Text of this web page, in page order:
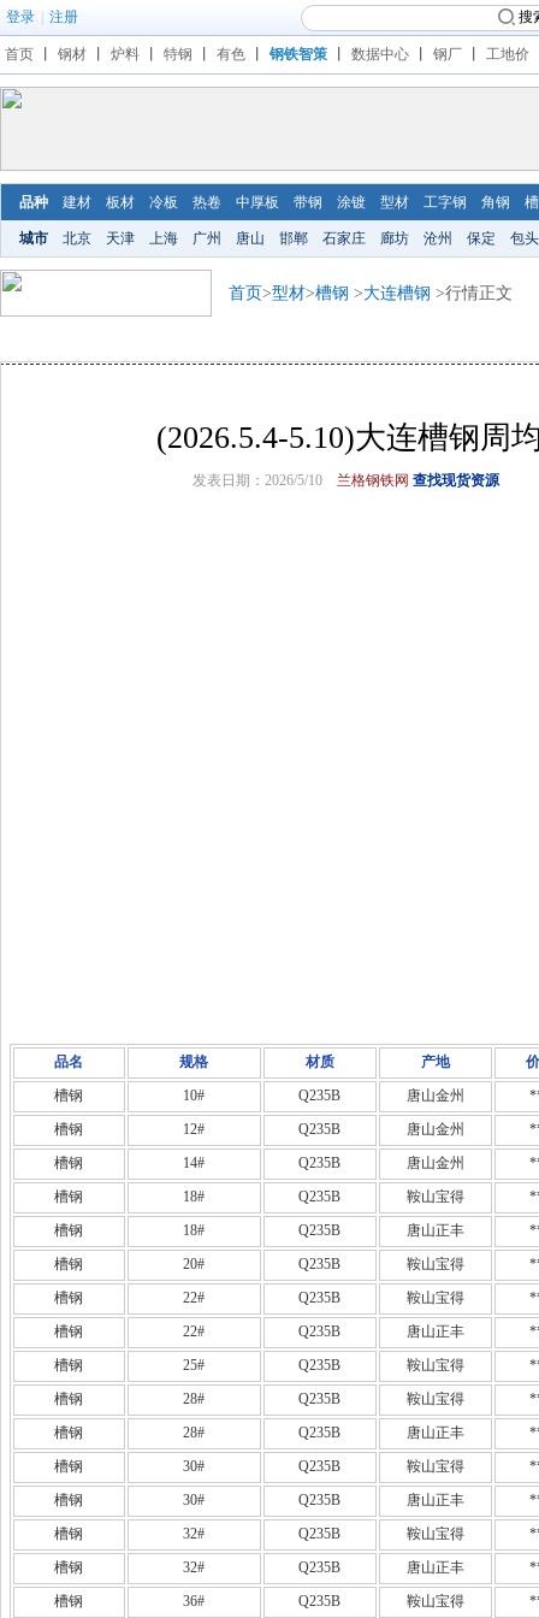
登录 注册 搜
首页 钢材 炉料 特钢 有色 钢铁智策 数据中心 钢厂 工地价
品种 建材 板材 冷板 热卷 中厚板 带钢 涂镀 型材 工字钢 角钢
城市 北京 天津 上海 广州 唐山 邯郸 石家庄 廊坊 沧州 保定 包头
首页>型材>槽钢 >大连槽钢 >行情正文
(2026.5.4-5.10)大连槽钢周
发表日期：2026/5/10 兰格钢铁网 查找现货资源
品名 规格 材质 产地
槽钢
10# Q235B 唐山金州
槽钢
12# Q235B 唐山金州
槽钢
14# Q235B 唐山金州
槽钢
18# Q235B 鞍山宝得
槽钢
18# Q235B 唐山正丰
槽钢
20# Q235B 鞍山宝得
槽钢
22# Q235B 鞍山宝得
槽钢
22# Q235B 唐山正丰
槽钢
25# Q235B 鞍山宝得
槽钢
28# Q235B 鞍山宝得
槽钢
28# Q235B 唐山正丰
槽钢
30# Q235B 鞍山宝得
槽钢
30# Q235B 唐山正丰
槽钢
32# Q235B 鞍山宝得
槽钢
32# Q235B 唐山正丰
槽钢
36# Q235B 鞍山宝得